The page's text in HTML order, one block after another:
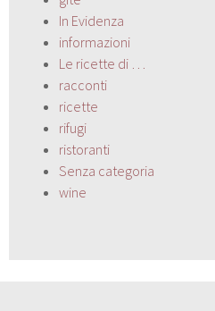
In Evidenza
informazioni
Le ricette di …
racconti
ricette
rifugi
ristoranti
Senza categoria
wine